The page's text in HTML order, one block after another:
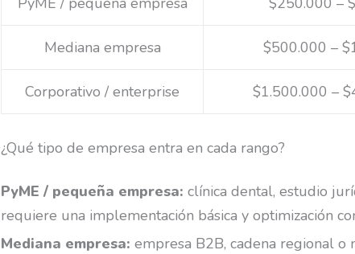
Mediana empresa $500.000 –
Corporativo / enterprise $1.500.000 –
¿Qué tipo de empresa entra en cada rango?
PyME / pequeña empresa: clínica dental, estudio
requiere una implementación básica y optimización
Mediana empresa: empresa B2B, cadena regional o